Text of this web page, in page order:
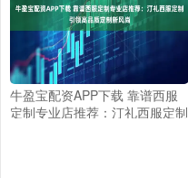
牛盈宝配资APP下载 靠谱西服
定制专业店推荐：汀礼西服定制